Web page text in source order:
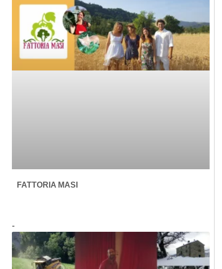
FATTORIA MASI